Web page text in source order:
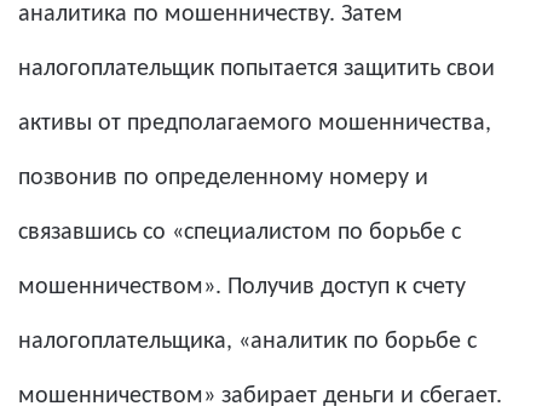
аналитика по мошенничеству. Затем
налогоплательщик попытается защитить свои
активы от предполагаемого мошенничества,
позвонив по определенному номеру и
связавшись со «специалистом по борьбе с
мошенничеством». Получив доступ к счету
налогоплательщика, «аналитик по борьбе с
мошенничеством» забирает деньги и сбегает.